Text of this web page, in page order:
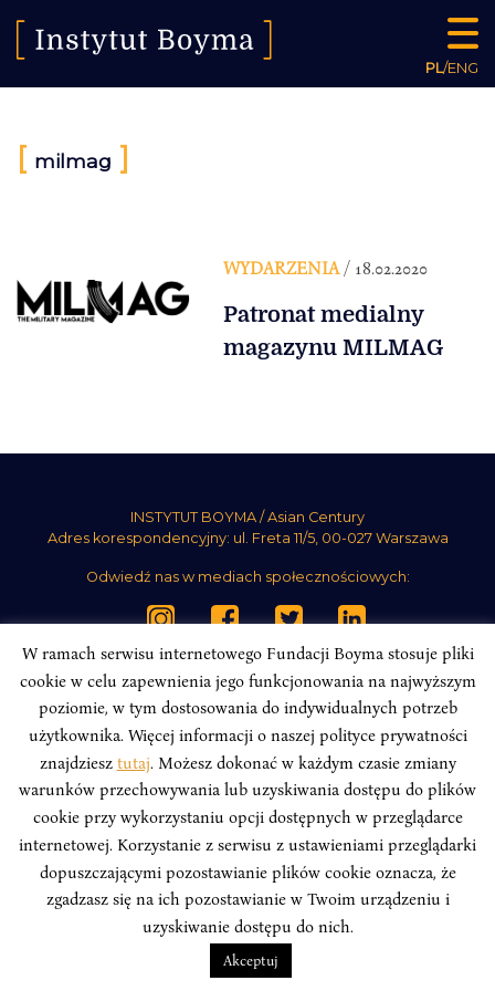
PL/ENG
[ milmag ]
WYDARZENIA/ 18.02.2020
Patronat medialny
magazynu MILMAG
INSTYTUT BOYMA / Asian Century
Adres korespondencyjny: ul. Freta 11/5, 00-027 Warszawa
Odwiedź nas w mediach społecznościowych:
INSTYTUT BOYMA. WSZELKIE PRAWA ZASTRZEŻONE.Polityka
Prywatności Serwisu Polityka Prywatności Fundacji
designBeata Świerczyńska, developmentAlan Głodek
W ramach serwisu internetowego Fundacji Boyma stosuje pliki
cookie w celu zapewnienia jego funkcjonowania na najwyższym
poziomie, w tym dostosowania do indywidualnych potrzeb
użytkownika. Więcej informacji o naszej polityce prywatności
znajdziesz tutaj. Możesz dokonać w każdym czasie zmiany
warunków przechowywania lub uzyskiwania dostępu do plików
cookie przy wykorzystaniu opcji dostępnych w przeglądarce
internetowej. Korzystanie z serwisu z ustawieniami przeglądarki
dopuszczającymi pozostawianie plików cookie oznacza, że
zgadzasz się na ich pozostawianie w Twoim urządzeniu i
uzyskiwanie dostępu do nich.
Akceptuj